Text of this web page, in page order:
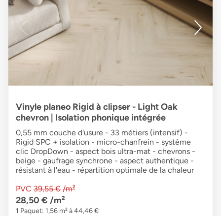
Vinyle planeo Rigid à clipser - Light Oak
chevron | Isolation phonique intégrée
0,55 mm couche d'usure - 33 métiers (intensif) -
Rigid SPC + isolation - micro-chanfrein - système
clic DropDown - aspect bois ultra-mat - chevrons -
beige - gaufrage synchrone - aspect authentique -
résistant à l'eau - répartition optimale de la chaleur
PVC 39,55 € /m²
28,50 € /m²
1 Paquet: 1,56 m² à 44,46 €